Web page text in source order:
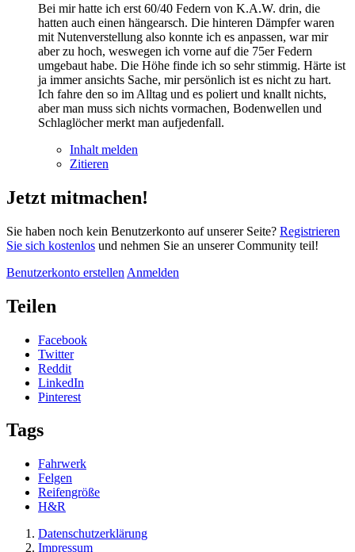
Bei mir hatte ich erst 60/40 Federn von K.A.W. drin, die
hatten auch einen hängearsch. Die hinteren Dämpfer waren
mit Nutenverstellung also konnte ich es anpassen, war mir
aber zu hoch, weswegen ich vorne auf die 75er Federn
umgebaut habe. Die Höhe finde ich so sehr stimmig. Härte ist
ja immer ansichts Sache, mir persönlich ist es nicht zu hart.
Ich fahre den so im Alltag und es poliert und knallt nichts,
aber man muss sich nichts vormachen, Bodenwellen und
Schlaglöcher merkt man aufjedenfall.
Inhalt melden
Zitieren
Jetzt mitmachen!
Sie haben noch kein Benutzerkonto auf unserer Seite? Registrieren
Sie sich kostenlos und nehmen Sie an unserer Community teil!
Benutzerkonto erstellen Anmelden
Teilen
Facebook
Twitter
Reddit
LinkedIn
Pinterest
Tags
Fahrwerk
Felgen
Reifengröße
H&R
Datenschutzerklärung
Impressum